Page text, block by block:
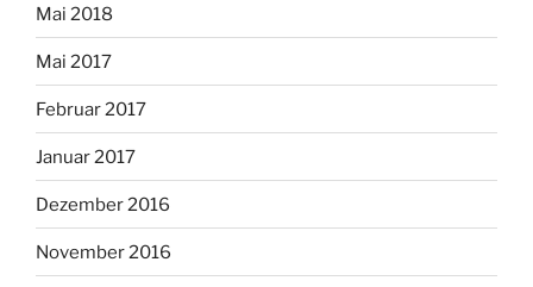
Mai 2018
Mai 2017
Februar 2017
Januar 2017
Dezember 2016
November 2016